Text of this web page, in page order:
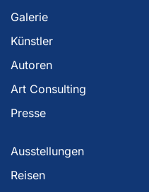
Galerie
Künstler
Autoren
Art Consulting
Presse
Ausstellungen
Reisen